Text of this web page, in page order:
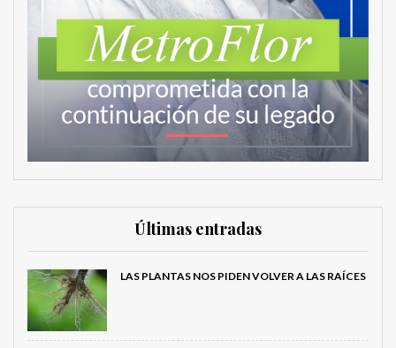
Últimas entradas
LAS PLANTAS NOS PIDEN VOLVER A LAS RAÍCES